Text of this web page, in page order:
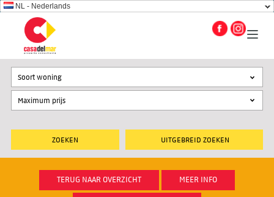
NL - Nederlands
UITGEBREID ZOEKEN
Soort woning
TERUG NAAR OVERZICHT MEER INFO